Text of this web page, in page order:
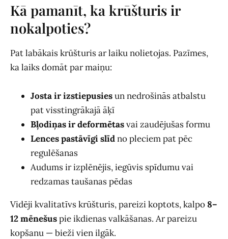
Kā pamanīt, ka krūšturis ir
nokalpoties?
Pat labākais krūšturis ar laiku nolietojas. Pazīmes,
ka laiks domāt par maiņu:
Josta ir izstiepusiesun nedrošinās atbalstu
pat visstingrākajā āķī
Bļodiņas ir deformētasvai zaudējušas formu
Lences pastāvīgi slīdno pleciem pat pēc
regulēšanas
Audums ir izplēnējis, iegūvis spīdumu vai
redzamas taušanas pēdas
Vidēji kvalitatīvs krūšturis, pareizi koptots, kalpo 8–
12 mēnešuspie ikdienas valkāšanas. Ar pareizu
kopšanu — bieži vien ilgāk.